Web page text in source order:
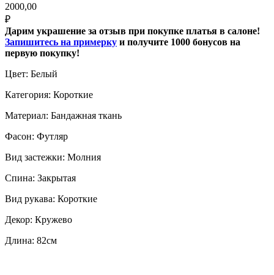
2000,00
₽
Дарим украшение за отзыв при покупке платья в салоне!
Запишитесь на примерку и получите 1000 бонусов на
первую покупку!
Цвет: Белый
Категория: Короткие
Материал: Бандажная ткань
Фасон: Футляр
Вид застежки: Молния
Спина: Закрытая
Вид рукава: Короткие
Декор: Кружево
Длина: 82см